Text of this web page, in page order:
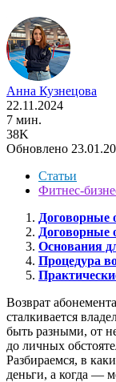
Анна Кузнецова
22.11.2024
7 мин.
38K
Обновлено
Статьи
Фитнес-
Договорные
Договорные
Основания
Процедура
Возврат
сталкивается
быть разными, от
до личных
Разбираемся, в
деньги, а когда —